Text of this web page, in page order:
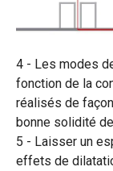
Les modes
fonction de la
réalisés de
bonne solidité
Laisser un
effets de